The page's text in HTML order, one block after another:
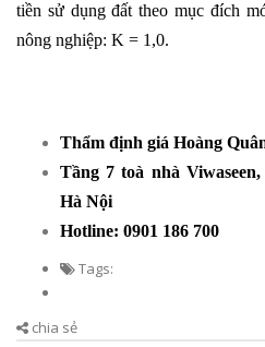
tiền sử dụng đất theo mục đích
nông nghiệp: K = 1,0.
Thẩm định giá Hoàng
Tầng 7 toà nhà
Hà Nội
Hotline: 0901 186 700
Tags:
chia sẻ